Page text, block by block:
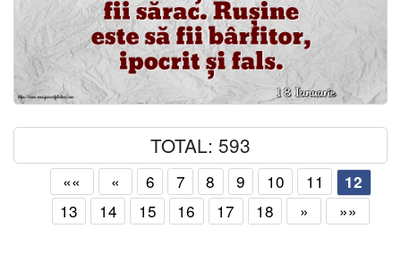
TOTAL: 593
«« « 6 7 8 9 10 11 12
13 14 15 16 17 18 » »»